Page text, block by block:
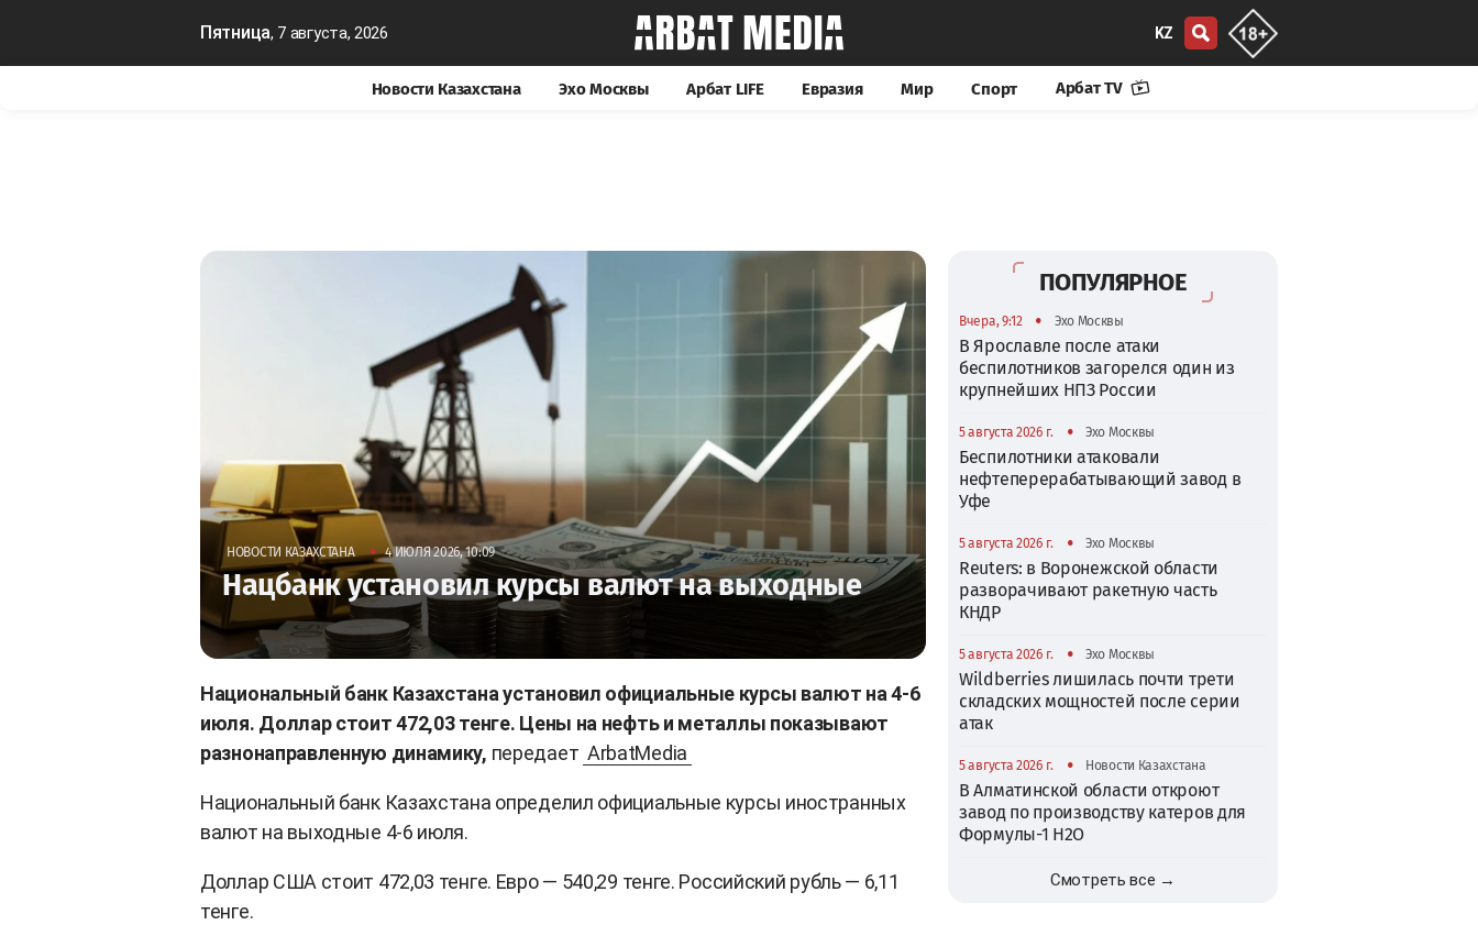
Пятница, 7 августа, 2026 KZ
Новости Казахстана Эхо Москвы Арбат LIFE Евразия Мир Спорт Арбат TV
НОВОСТИ КАЗАХСТАНА • 4 ИЮЛЯ 2026, 10:09
Нацбанк установил курсы валют на выходные
Национальный банк Казахстана установил официальные курсы валют на 4-6
июля. Доллар стоит 472,03 тенге. Цены на нефть и металлы показывают
разнонаправленную динамику, передает ArbatMedia
Национальный банк Казахстана определил официальные курсы иностранных
валют на выходные 4-6 июля.
Доллар США стоит 472,03 тенге. Евро — 540,29 тенге. Российский рубль — 6,11
тенге.
ПОПУЛЯРНОЕ
Вчера, 9:12 • Эхо Москвы
В Ярославле после атаки
беспилотников загорелся один из
крупнейших НПЗ России
5 августа 2026 г. • Эхо Москвы
Беспилотники атаковали
нефтеперерабатывающий завод в
Уфе
5 августа 2026 г. • Эхо Москвы
Reuters: в Воронежской области
разворачивают ракетную часть
КНДР
5 августа 2026 г. • Эхо Москвы
Wildberries лишилась почти трети
складских мощностей после серии
атак
5 августа 2026 г. • Новости Казахстана
В Алматинской области откроют
завод по производству катеров для
Формулы-1 H2O
Смотреть все →